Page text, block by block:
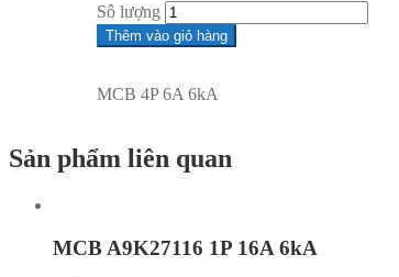
Sô lượng
Thêm vào giỏ hàng
MCB 4P 6A 6kA
Sản phẩm liên quan
MCB A9K27116 1P 16A 6kA